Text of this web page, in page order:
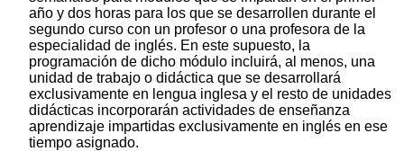
año y dos horas para los que se desarrollen durante el
segundo curso con un profesor o una profesora de la
especialidad de inglés. En este supuesto, la
programación de dicho módulo incluirá, al menos, una
unidad de trabajo o didáctica que se desarrollará
exclusivamente en lengua inglesa y el resto de unidades
didácticas incorporarán actividades de enseñanza
aprendizaje impartidas exclusivamente en inglés en ese
tiempo asignado.